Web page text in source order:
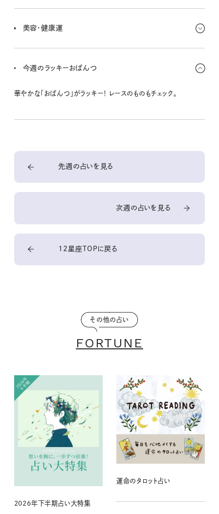
積極的に頼ってみよう。でも大きな出費に関しては、慎重に判断した
美容・健康運
調子で進んでほしいな。華やかな雰囲気でハリツヤもアップしてく
今週のラッキーおぱんつ
華やかな「おぱんつ」がラッキー！ レースのものもチェック。
先週の占いを見る
次週の占いを見る
12星座TOPに戻る
その他の占い
FORTUNE
2026年下半期占い大特集
運命のタロット占い